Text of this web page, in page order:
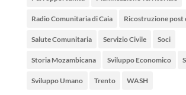
Radio Comunitaria di Caia Ricostruzione post
Salute Comunitaria Servizio Civile Soci
Storia Mozambicana Sviluppo Economico
Sviluppo Umano Trento WASH